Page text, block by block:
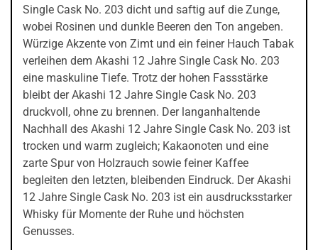
Single Cask No. 203 dicht und saftig auf die Zunge,
wobei Rosinen und dunkle Beeren den Ton angeben.
Würzige Akzente von Zimt und ein feiner Hauch Tabak
verleihen dem Akashi 12 Jahre Single Cask No. 203
eine maskuline Tiefe. Trotz der hohen Fassstärke
bleibt der Akashi 12 Jahre Single Cask No. 203
druckvoll, ohne zu brennen. Der langanhaltende
Nachhall des Akashi 12 Jahre Single Cask No. 203 ist
trocken und warm zugleich; Kakaonoten und eine
zarte Spur von Holzrauch sowie feiner Kaffee
begleiten den letzten, bleibenden Eindruck. Der Akashi
12 Jahre Single Cask No. 203 ist ein ausdrucksstarker
Whisky für Momente der Ruhe und höchsten
Genusses.